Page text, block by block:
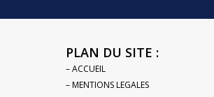
PLAN DU SITE :
– ACCUEIL
– MENTIONS LEGALES